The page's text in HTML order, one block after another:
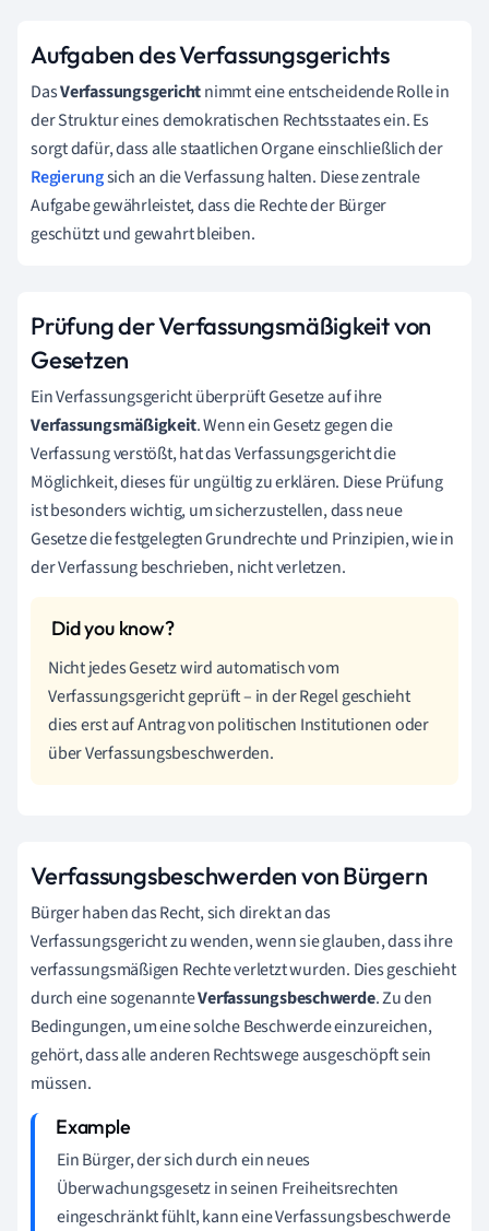
Aufgaben des Verfassungsgerichts
DasVerfassungsgerichtnimmt eine entscheidende Rolle in
der Struktur eines demokratischen Rechtsstaates ein. Es
sorgt dafür, dass alle staatlichen Organe einschließlich der
Regierungsich an die Verfassung halten. Diese zentrale
Aufgabe gewährleistet, dass die Rechte der Bürger
geschützt und gewahrt bleiben.
Prüfung der Verfassungsmäßigkeit von
Gesetzen
Ein Verfassungsgericht überprüft Gesetze auf ihre
Verfassungsmäßigkeit. Wenn ein Gesetz gegen die
Verfassung verstößt, hat das Verfassungsgericht die
Möglichkeit, dieses für ungültig zu erklären. Diese Prüfung
ist besonders wichtig, um sicherzustellen, dass neue
Gesetze die festgelegten Grundrechte und Prinzipien, wie in
der Verfassung beschrieben, nicht verletzen.
Nicht jedes Gesetz wird automatisch vom
Verfassungsgericht geprüft – in der Regel geschieht
dies erst auf Antrag von politischen Institutionen oder
über Verfassungsbeschwerden.
Verfassungsbeschwerden von Bürgern
Bürger haben das Recht, sich direkt an das
Verfassungsgericht zu wenden, wenn sie glauben, dass ihre
verfassungsmäßigen Rechte verletzt wurden. Dies geschieht
durch eine sogenannteVerfassungsbeschwerde. Zu den
Bedingungen, um eine solche Beschwerde einzureichen,
gehört, dass alle anderen Rechtswege ausgeschöpft sein
müssen.
Ein Bürger, der sich durch ein neues
Überwachungsgesetz in seinen Freiheitsrechten
eingeschränkt fühlt, kann eine Verfassungsbeschwerde